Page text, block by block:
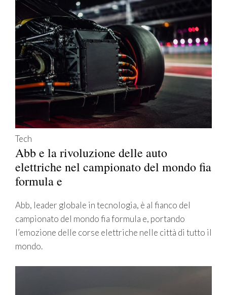
Tech
Abb e la rivoluzione delle auto
elettriche nel campionato del mondo fia
formula e
Abb, leader globale in tecnologia, è al fianco del
campionato del mondo fia formula e, portando
l’emozione delle corse elettriche nelle città di tutto il
mondo.